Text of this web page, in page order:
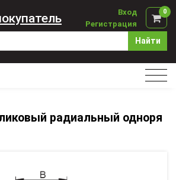
Найти
Вход
Регистрация
0
радиальный одноря